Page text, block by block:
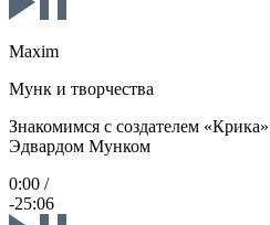
Maxim
Мунк и творчества
Знакомимся с создателем
Эдвардом Мунком
0:00 /
-25:06